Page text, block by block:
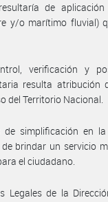
de
y/o marítimo fluvial)
verificación y
resulta
del Territorio Nacional.
de simplificación en
brindar un servicio
el ciudadano.
Legales de la